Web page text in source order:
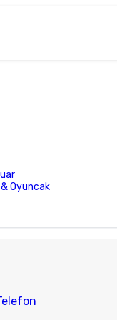
Oyuncak